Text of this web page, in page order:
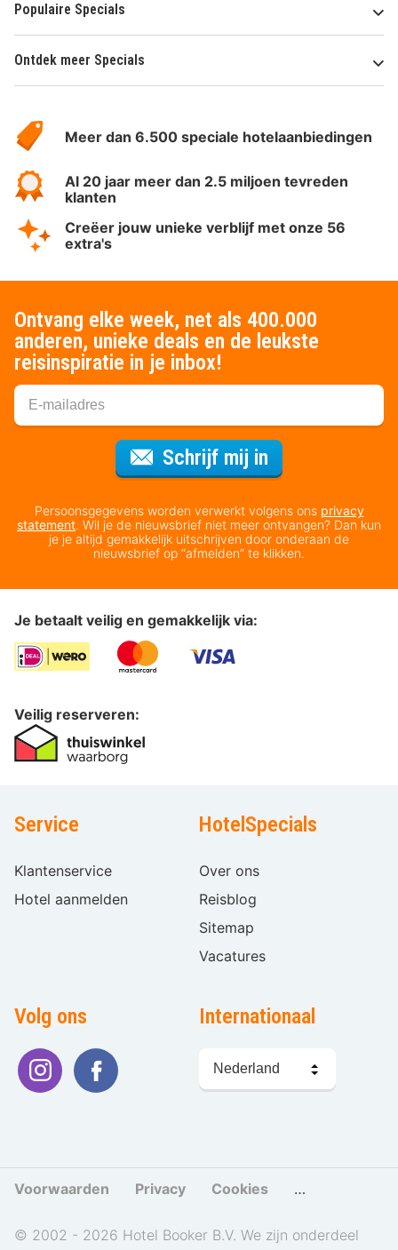
Populaire Specials
Ontdek meer Specials
HotelSpecials
Meer dan 6.500 speciale hotelaanbiedingen
Al 20 jaar meer dan 2.5 miljoen tevreden
klanten
Creëer jouw unieke verblijf met onze 56
extra's
Ontvang elke week, net als 400.000
anderen, unieke deals en de leukste
reisinspiratie in je inbox!
Schrijf mij in
Persoonsgegevens worden verwerkt volgens ons privacy
statement. Wil je de nieuwsbrief niet meer ontvangen? Dan kun
je je altijd gemakkelijk uitschrijven door onderaan de
nieuwsbrief op “afmelden” te klikken.
Je betaalt veilig en gemakkelijk via:
Veilig reserveren:
Service
Klantenservice
Hotel aanmelden
HotelSpecials
Over ons
Reisblog
Sitemap
Vacatures
Volg ons Internationaal
kiezen
Voorwaarden Privacy Cookies Cookies
© 2002 - 2026 Hotel Booker B.V. We zijn onderdeel